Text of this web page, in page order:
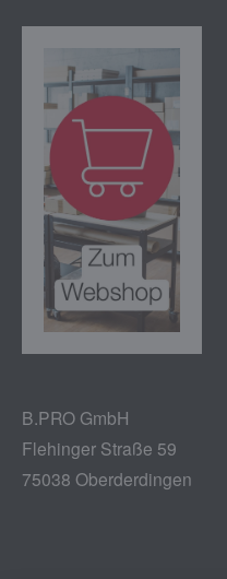
B.PRO GmbH
Flehinger Straße 59
75038 Oberderdingen